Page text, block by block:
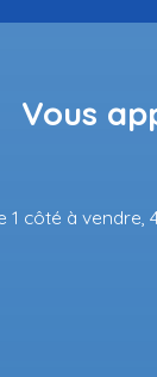
Vous